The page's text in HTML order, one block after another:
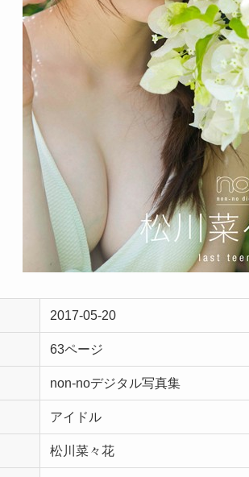
2017-05-20
63ページ
non-noデジタル写真集
アイドル
松川菜々花